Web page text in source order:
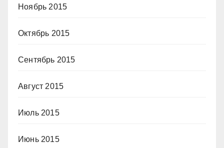
Ноябрь 2015
Октябрь 2015
Сентябрь 2015
Август 2015
Июль 2015
Июнь 2015